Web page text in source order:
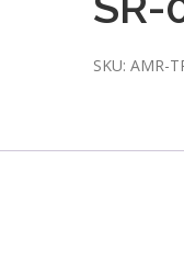
SKU: AMR-